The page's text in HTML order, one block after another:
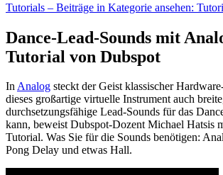
Tutorials – Beiträge in Kategorie ansehen:
Dance-Lead-Sounds mit
Tutorial von Dubspot
InAnalog steckt der Geist klassischer
dieses großartige virtuelle Instrument auch
durchsetzungsfähige Lead-Sounds für das
kann, beweist Dubspot-Dozent Michael Hatsis
Tutorial. Was Sie für die Sounds benötigen:
Pong Delay und etwas Hall.